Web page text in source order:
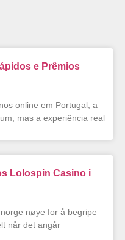
e Prêmios
online em Portugal, a
mas a experiência real
Lolospin Casino i
nøye for å begripe
når det angår